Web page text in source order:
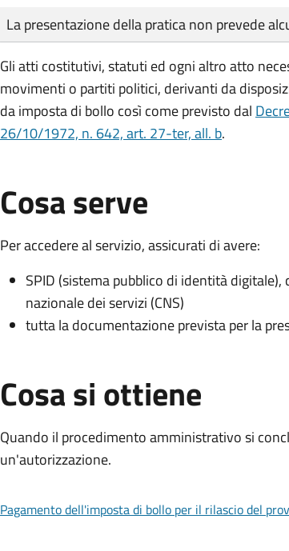
Tipo di pagamento
Importo
La presentazione della pratica non prevede
Gli atti costitutivi, statuti ed ogni altro atto
movimenti o partiti politici, derivanti da
da imposta di bollo così come previsto dal
26/10/1972, n. 642, art. 27-ter, all. b.
Cosa serve
Per accedere al servizio, assicurati di avere:
SPID (sistema pubblico di identità
nazionale dei servizi (CNS)
tutta la documentazione prevista per la
Cosa si ottiene
Quando il procedimento amministrativo si
un'autorizzazione.
Pagamento dell'imposta di bollo per il rilascio del